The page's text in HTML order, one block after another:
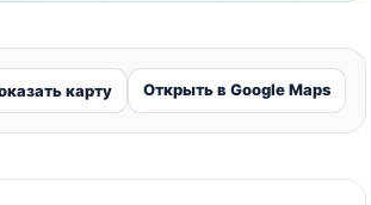
карту Открыть в Google Maps